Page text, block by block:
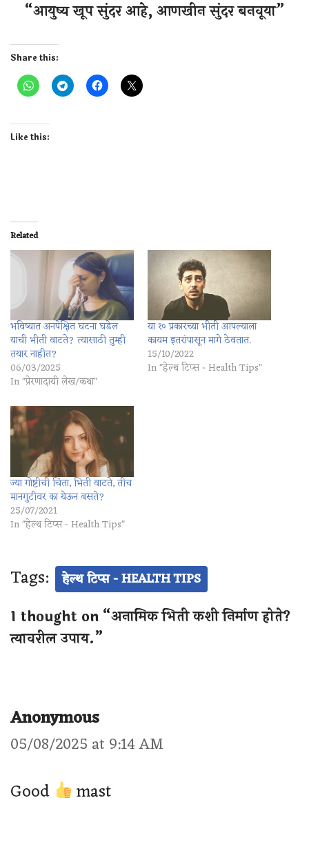
“आयु‌ष्य खूप सुंदर आहे, आणखीन सुंदर बनवूया”
Share this:
Like this:
Related
भविष्यात अनपेक्षित घटना घडेल
याची भीती वाटते? त्यासाठी तुम्ही
तयार नाहीत?
06/03/2025
In "प्रेरणादायी लेख/कथा"
या १० प्रकारच्या भीती आपल्याला
कायम इतरांपासून मागे ठेवतात.
15/10/2022
In "हेल्थ टिप्स - Health Tips"
ज्या गोष्टीची चिंता, भिती वाटते, तीच
मानगुटीवर का येऊन बसते?
25/07/2021
In "हेल्थ टिप्स - Health Tips"
Tags: हेल्थ टिप्स - HEALTH TIPS
1 thought on “अनामिक भिती कशी निर्माण होते?
त्यावरील उपाय.”
Anonymous
05/08/2025 at 9:14 AM
Good mast